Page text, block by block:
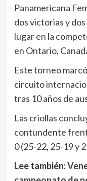
Panamericana
dos victorias y
lugar en la
en Ontario,
Este torneo
circuito
tras 10 años de
Las criollas
contundente
0 (25-22, 25-19 y
Lee también: